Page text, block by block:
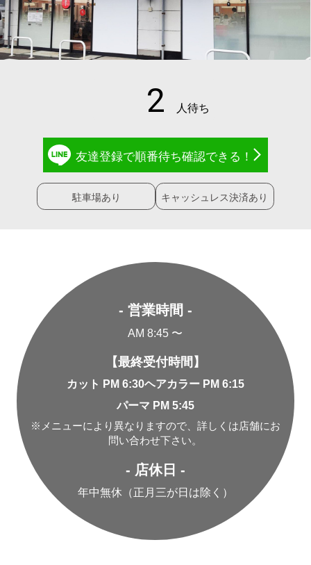
駐車場あり キャッシュレス決済あり
友達登録で順番待ち確認できる！
- 営業時間 -
AM 8:45 〜
【最終受付時間】
カット PM 6:30ヘアカラー PM 6:15
パーマ PM 5:45
※メニューにより異なりますので、詳しくは店舗にお
問い合わせ下さい。
- 店休日 -
年中無休（正月三が日は除く）